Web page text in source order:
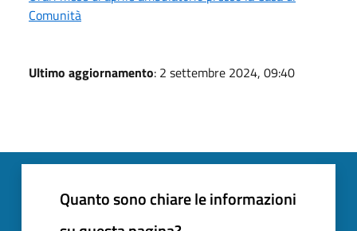
Comunità
Ultimo aggiornamento: 2 settembre 2024, 09:40
Quanto sono chiare le informazioni